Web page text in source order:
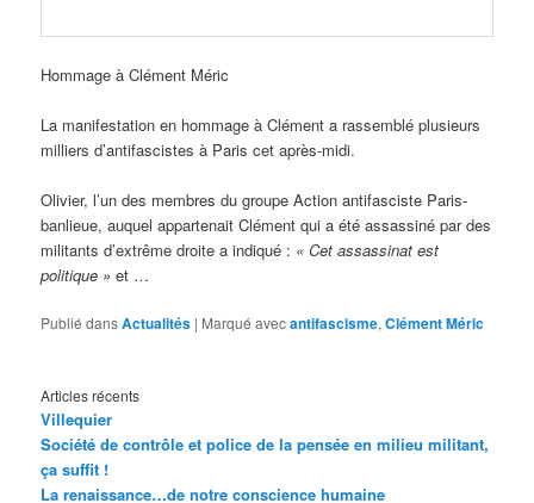
Hommage à Clément Méric
La manifestation en hommage à Clément a rassemblé plusieurs
milliers d’antifascistes à Paris cet après-midi.
Olivier, l’un des membres du groupe Action antifasciste Paris-
banlieue, auquel appartenait Clément qui a été assassiné par des
militants d’extrême droite a indiqué : « Cet assassinat est
politique » et …
Publié dansActualités | Marqué avecantifascisme,Clément Méric
Articles récents
Villequier
Société de contrôle et police de la pensée en milieu militant,
ça suffit !
La renaissance…de notre conscience humaine